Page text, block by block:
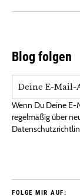
Blog folgen
Wenn Du Deine E-
regelmäßig über
FOLGE MIR AUF: